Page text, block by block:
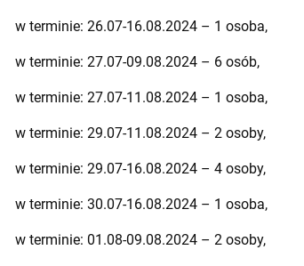
w terminie: 26.07-16.08.2024 – 1 osoba,
w terminie: 27.07-09.08.2024 – 6 osób,
w terminie: 27.07-11.08.2024 – 1 osoba,
w terminie: 29.07-11.08.2024 – 2 osoby,
w terminie: 29.07-16.08.2024 – 4 osoby,
w terminie: 30.07-16.08.2024 – 1 osoba,
w terminie: 01.08-09.08.2024 – 2 osoby,